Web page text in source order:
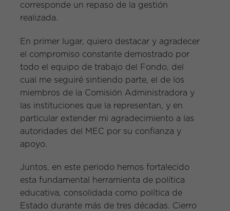
corresponde un repaso de la gestión
realizada.
En primer lugar, quiero destacar y agradecer
el compromiso constante demostrado por
todo el equipo de trabajo del Fondo, del
cual me seguiré sintiendo parte, el de los
miembros de la Comisión Administradora y
las instituciones que la representan, y en
particular extender mi agradecimiento a las
autoridades del MEC por su confianza y
apoyo.
Juntos, en este periodo hemos fortalecido
esta fundamental herramienta de política
educativa, consolidada como política de
Estado durante más de tres décadas. Cierro